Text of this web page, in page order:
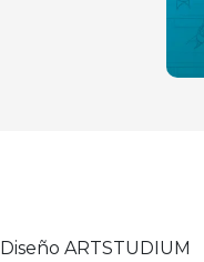
ARTSTUDIUM